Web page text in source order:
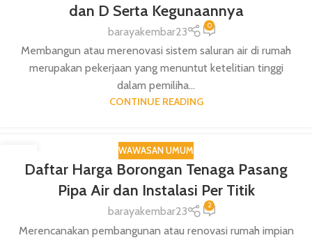
dan D Serta Kegunaannya
barayakembar23 0
Membangun atau merenovasi sistem saluran air di rumah
merupakan pekerjaan yang menuntut ketelitian tinggi
dalam pemiliha...
CONTINUE READING
WAWASAN UMUM
Daftar Harga Borongan Tenaga Pasang
Pipa Air dan Instalasi Per Titik
barayakembar23 2
Merencanakan pembangunan atau renovasi rumah impian